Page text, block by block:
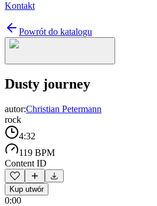
Kontakt
Powrót do katalogu
Dusty journey
autor:Christian Petermann
rock
4:32
119 BPM
Content ID
Kup utwór
0:00